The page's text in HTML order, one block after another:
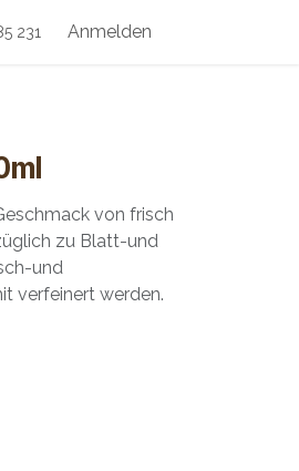
231 Anmelden
von frisch
zu Blatt-und
und
verfeinert werden.